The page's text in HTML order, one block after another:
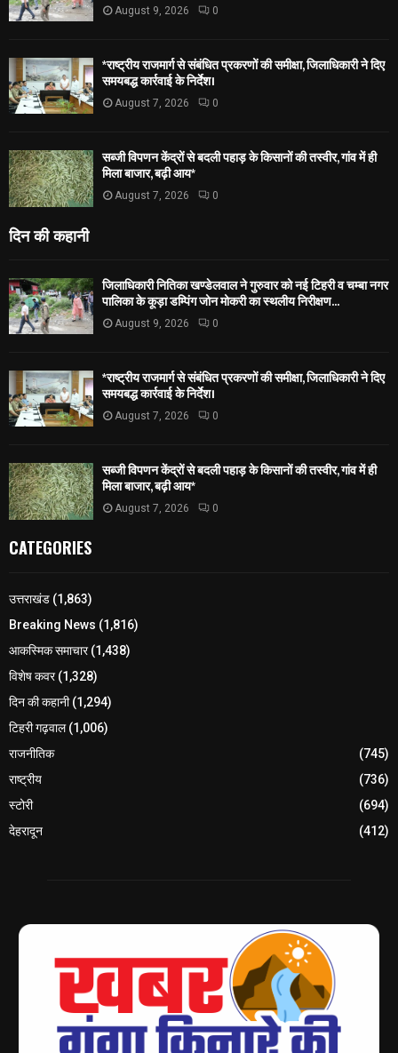
August 9, 2026 0
*राष्ट्रीय राजमार्ग से संबंधित प्रकरणों की समीक्षा, जिलाधिकारी ने दिए
समयबद्ध कार्रवाई के निर्देश।
August 7, 2026 0
सब्जी विपणन केंद्रों से बदली पहाड़ के किसानों की तस्वीर, गांव में ही
मिला बाजार, बढ़ी आय*
August 7, 2026 0
दिन की कहानी
जिलाधिकारी नितिका खण्डेलवाल ने गुरुवार को नई टिहरी व चम्बा नगर
पालिका के कूड़ा डम्पिंग जोन मोकरी का स्थलीय निरीक्षण...
August 9, 2026 0
*राष्ट्रीय राजमार्ग से संबंधित प्रकरणों की समीक्षा, जिलाधिकारी ने दिए
समयबद्ध कार्रवाई के निर्देश।
August 7, 2026 0
सब्जी विपणन केंद्रों से बदली पहाड़ के किसानों की तस्वीर, गांव में ही
मिला बाजार, बढ़ी आय*
August 7, 2026 0
CATEGORIES
उत्तराखंड (1,863)
Breaking News (1,816)
आकस्मिक समाचार(1,438)
विशेष कवर(1,328)
दिन की कहानी(1,294)
टिहरी गढ़वाल(1,006)
राजनीतिक
(745)
राष्ट्रीय
(736)
स्टोरी
(694)
देहरादून
(412)